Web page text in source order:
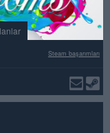
Steam başarımları